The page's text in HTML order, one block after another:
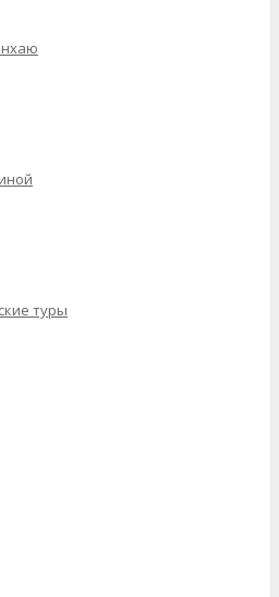
туры